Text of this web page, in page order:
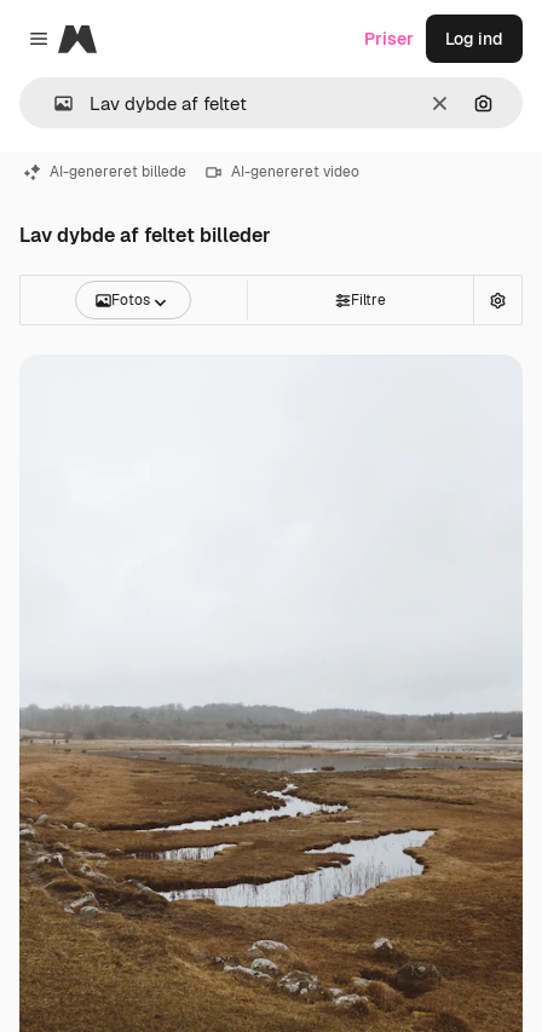
Close menu
Magnific
Klar Søg
Priser Log ind
AI-genereret billede AI-genereret video
Lav dybde af feltet billeder
Fotos Filtre